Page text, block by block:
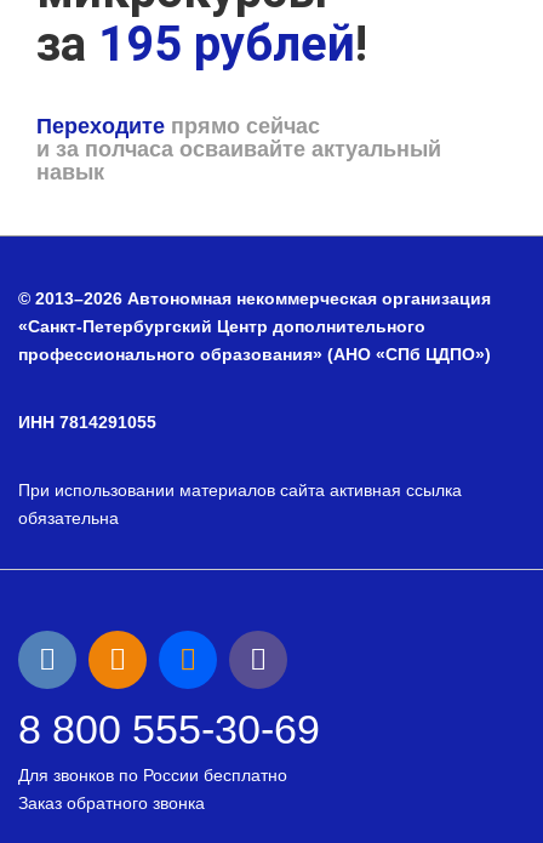
за 195 рублей!
Переходите прямо сейчас
и за полчаса осваивайте актуальный
навык
© 2013–2026 Автономная некоммерческая организация
«Санкт-Петербургский Центр дополнительного
профессионального образования» (АНО «СПб ЦДПО»)
ИНН 7814291055
При использовании материалов сайта активная ссылка
обязательна
8 800 555-30-69
Для звонков по России бесплатно
Заказ обратного звонка